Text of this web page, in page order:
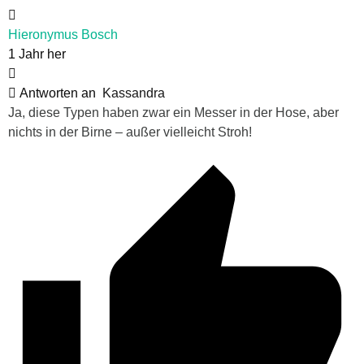
Hieronymus Bosch
1 Jahr her
Antworten an
Kassandra
Ja, diese Typen haben zwar ein Messer in der Hose, aber
nichts in der Birne – außer vielleicht Stroh!